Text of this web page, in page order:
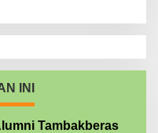
INI
Tambakberas